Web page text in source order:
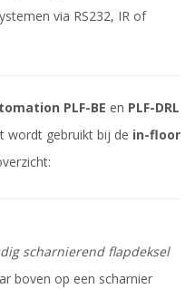
via RS232, IR of
PLF-BE en PLF-DRL
wordt gebruikt bij de in-floor
scharnierend flapdeksel
boven op een scharnier